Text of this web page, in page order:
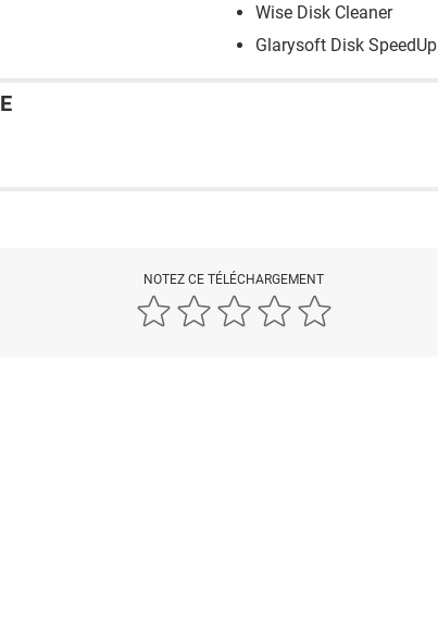
Wise Disk Cleaner
Glarysoft Disk SpeedUp
NOTEZ CE TÉLÉCHARGEMENT